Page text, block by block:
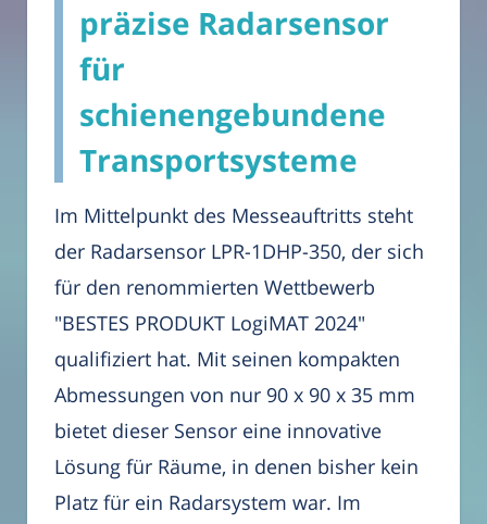
präzise Radarsensor
für
schienengebundene
Transportsysteme
Im Mittelpunkt des Messeauftritts steht
der Radarsensor LPR-1DHP-350, der sich
für den renommierten Wettbewerb
"BESTES PRODUKT LogiMAT 2024"
qualifiziert hat. Mit seinen kompakten
Abmessungen von nur 90 x 90 x 35 mm
bietet dieser Sensor eine innovative
Lösung für Räume, in denen bisher kein
Platz für ein Radarsystem war. Im